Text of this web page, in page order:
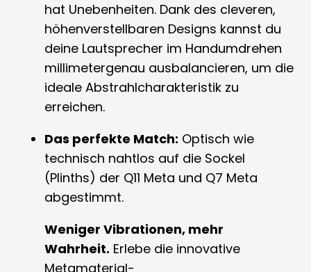
hat Unebenheiten. Dank des cleveren,
höhenverstellbaren Designs kannst du
deine Lautsprecher im Handumdrehen
millimetergenau ausbalancieren, um die
ideale Abstrahlcharakteristik zu
erreichen.
Das perfekte Match: Optisch wie
technisch nahtlos auf die Sockel
(Plinths) der Q11 Meta und Q7 Meta
abgestimmt.
Weniger Vibrationen, mehr
Wahrheit. Erlebe die innovative
Metamaterial-